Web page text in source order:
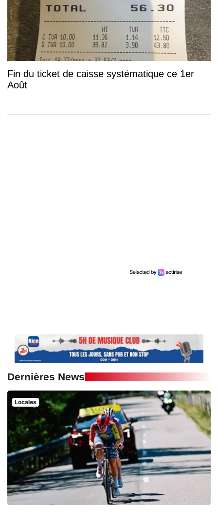
Fin du ticket de caisse systématique ce 1er
Août
Dernières News
Locales